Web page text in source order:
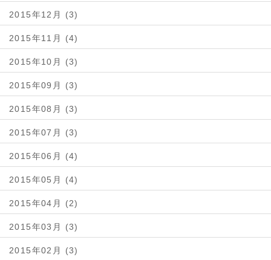
2015年12月 (3)
2015年11月 (4)
2015年10月 (3)
2015年09月 (3)
2015年08月 (3)
2015年07月 (3)
2015年06月 (4)
2015年05月 (4)
2015年04月 (2)
2015年03月 (3)
2015年02月 (3)